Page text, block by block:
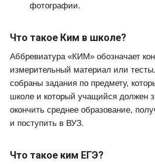
фотографии.
Что такое Ким в школе?
Аббревиатура «КИМ» обозначает
измерительный материал или
собраны задания по предмету,
школе и который учащийся должен
окончить среднее образование,
и поступить в ВУЗ.
Что такое ким ЕГЭ?